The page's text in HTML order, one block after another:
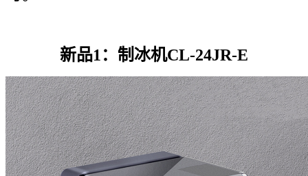
新品1：制冰机CL-24JR-E